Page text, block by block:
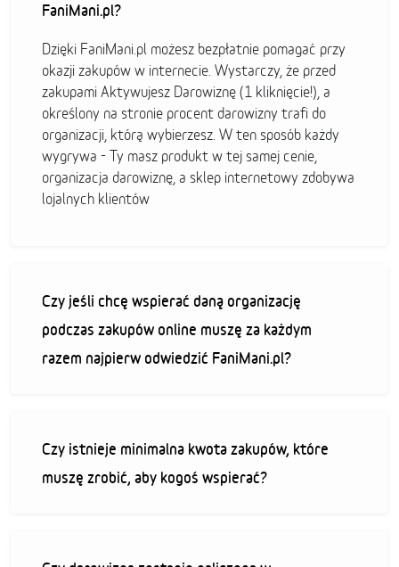
FaniMani.pl?
Dzięki FaniMani.pl możesz bezpłatnie pomagać przy
okazji zakupów w internecie. Wystarczy, że przed
zakupami Aktywujesz Darowiznę (1 kliknięcie!), a
określony na stronie procent darowizny trafi do
organizacji, którą wybierzesz. W ten sposób każdy
wygrywa - Ty masz produkt w tej samej cenie,
organizacja darowiznę, a sklep internetowy zdobywa
lojalnych klientów
Czy jeśli chcę wspierać daną organizację
podczas zakupów online muszę za każdym
razem najpierw odwiedzić FaniMani.pl?
Czy istnieje minimalna kwota zakupów, które
muszę zrobić, aby kogoś wspierać?